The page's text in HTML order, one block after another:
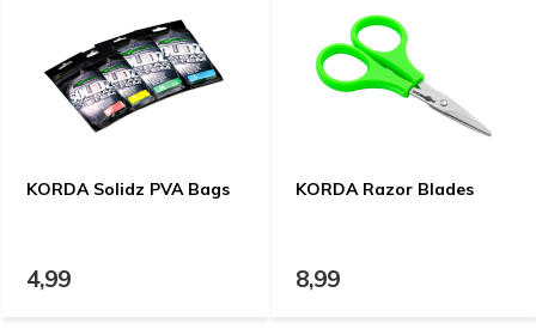
KORDA Solidz PVA Bags
4,99
KORDA Razor Blades
8,99